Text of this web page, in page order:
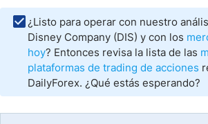
¿Listo para operar con nuestro
Disney Company (DIS) y con los
hoy? Entonces revisa la lista de las
plataformas de trading de acciones
DailyForex. ¿Qué estás esperando?